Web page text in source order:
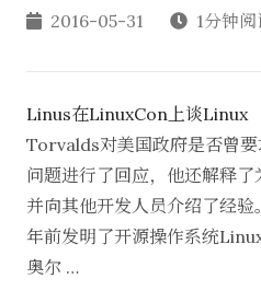
2016-05-31 1分钟
Linus在LinuxCon上谈Linux
Torvalds对美国政府是否曾
问题进行了回应，他还解释了
并向其他开发人员介绍了经
年前发明了开源操作系统
奥尔 …